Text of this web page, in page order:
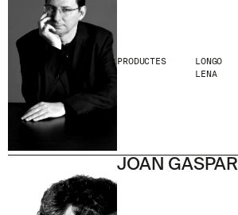
PRODUCTES
LONGO
LENA
JOAN GASPAR